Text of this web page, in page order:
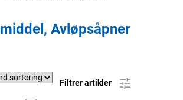
Avløpsåpner
Filtrer artikler